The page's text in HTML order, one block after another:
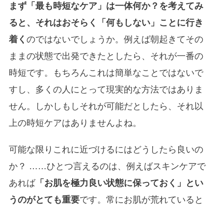
まず「最も時短なケア」は一体何か？を考えてみ
ると、それはおそらく「何もしない」ことに行き
着く のではないでしょうか。例えば朝起きてその
ままの状態で出発できたとしたら、それが一番の
時短です。もちろんこれは簡単なことではないで
すし、多くの人にとって現実的な方法ではありま
せん。しかしもしそれが可能だとしたら、それ以
上の時短ケアはありませんよね。
可能な限りこれに近づけるにはどうしたら良いの
か？ ……ひとつ言えるのは、例えばスキンケアで
あれば「お肌を極力良い状態に保っておく」とい
うのがとても重要です。常にお肌が荒れていると